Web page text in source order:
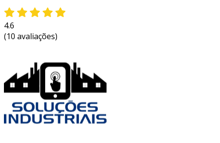
considerando essas vantagens, fica evidente
que a escolha de abrasivos adequados é crucial
para otimizar os resultados nos diversos
processos de produção.
entre em contato e solicite um orçamento
personalizado!
4.6
(10 avaliações)